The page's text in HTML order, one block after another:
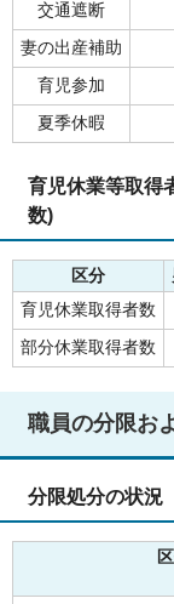
交通遮断
妻の出産補助
育児参加
夏季休暇
育児休業等取得
数)
区分
育児休業取得者数
部分休業取得者数
職員の分限お
分限処分の状況